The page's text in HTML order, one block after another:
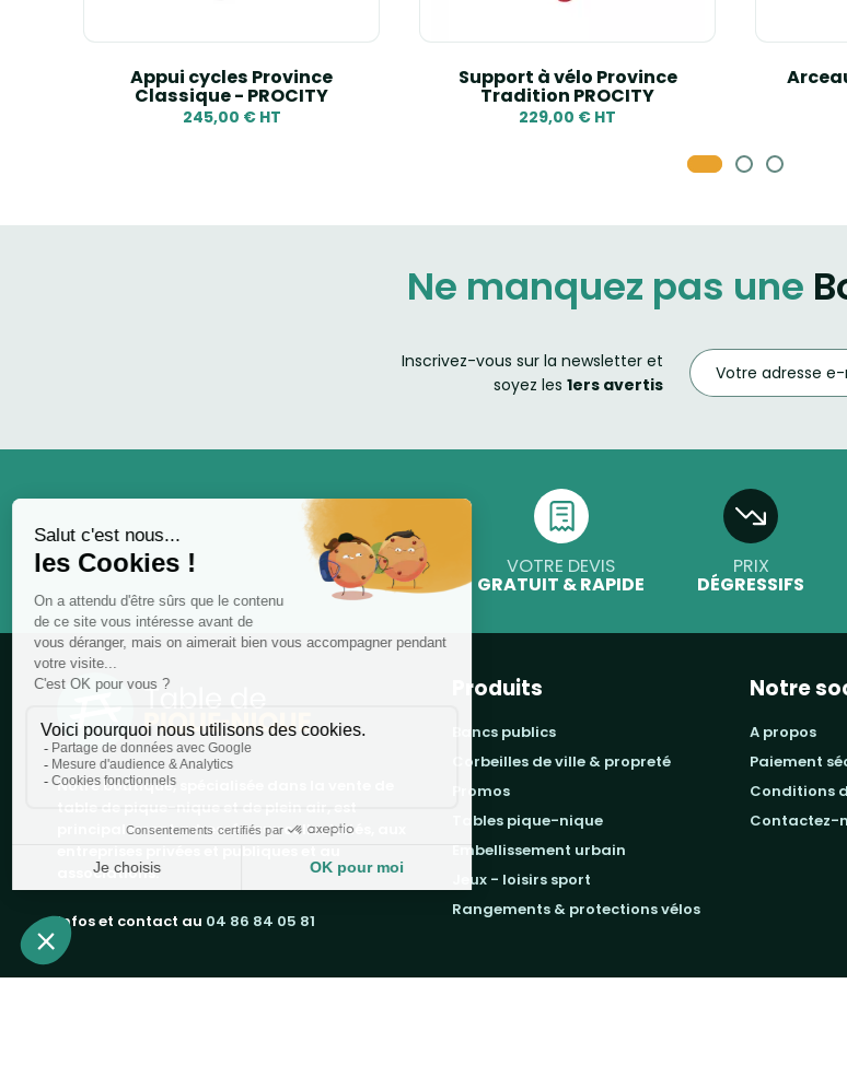
Appui cycles Province
Classique - PROCITY
245,00 € HT
Support à vélo Province
Tradition PROCITY
229,00 € HT
Ne manquez pas une
Inscrivez-vous sur la newsletter et
soyez les 1ers avertis
VOTRE DEVIS
GRATUIT & RAPIDE
PRIX
DÉGRESSIFS
Notre boutique, spécialisée dans la vente de
principalement adressée aux collectvités, aux
entreprises privées et publiques et au
associations.
Infos et contact au 04 86 84 05 81
Produits
bancs publics
corbeilles de ville & propreté
promos
tables pique-nique
embellissement urbain
jeux - loisirs sport
rangements & protections vélos
Notre
a propos
paiement
conditions
contactez-